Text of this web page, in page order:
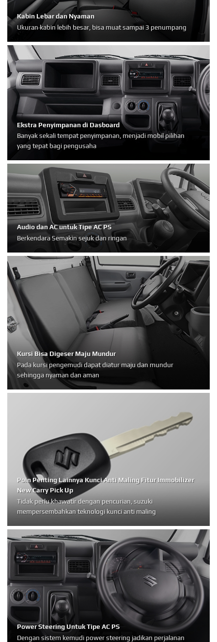
Kabin Lebar dan Nyaman
Ukuran kabin lebih besar, bisa muat sampai 3 penumpang
Ekstra Penyimpanan di Dasboard
Banyak sekali tempat penyimpanan, menjadi mobil pilihan
yang tepat bagi pengusaha
Audio dan AC untuk Tipe AC PS
Berkendara Semakin sejuk dan ringan
Kursi Bisa Digeser Maju Mundur
Pada kursi pengemudi dapat diatur maju dan mundur
sehingga nyaman dan aman
Poin Penting Lainnya Kunci Anti Maling Fitur Immobilizer
New Carry Pick Up
Tidak perlu khawatir dengan pencurian, suzuki
mempersembahkan teknologi kunci anti maling
Power Steering Untuk Tipe AC PS
Dengan sistem kemudi power steering jadikan perjalanan